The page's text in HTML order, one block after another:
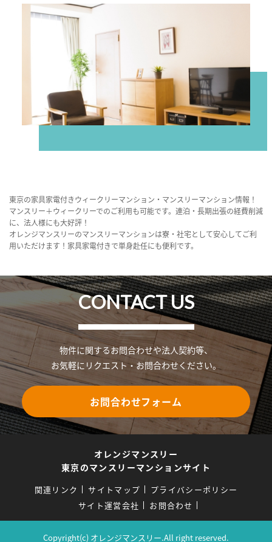
東京の家具家電付きウィークリーマンション・マンスリーマンション情報！
マンスリー＋ウィークリーでのご利用も可能です。連泊・長期出張の経費削減
に、法人様にも大好評！
オレンジマンスリーのマンスリーマンションは寮・社宅として安心してご利
用いただけます！家具家電付きで単身赴任にも便利です。
CONTACT US
物件に関するお問合わせや法人契約等、
お気軽にリクエスト・お問合わせください。
お問合わせフォーム
オレンジマンスリー
東京のマンスリーマンションサイト
関連リンク サイトマップ
プライバシーポリシー
サイト運営会社
お問合わせ
Copyright(c) オレンジマンスリー.All right reserved.